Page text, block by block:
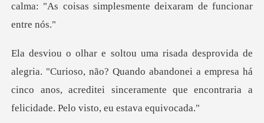
calma: "As coisas simple
so, não? Quando abandonei a empresa há
cinco anos, acreditei sinceram